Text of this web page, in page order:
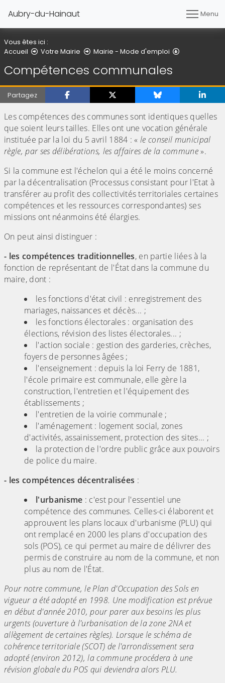
Aubry-du-Hainaut Menu
Vous êtes ici :
Accueil
Votre Mairie Mairie - Mode d'emploi
Compétences communales
Partagez
Les compétences des communes sont identiques quelles
que soient leurs tailles. Elles ont une vocation générale
instituée par la loi du 5 avril 1884 : « le conseil municipal
règle, par ses délibérations, les affaires de la commune».
Si la commune est l'échelon qui a été le moins concerné
par la décentralisation (Processus consistant pour l'Etat à
transférer au profit des collectivités territoriales certaines
compétences et les ressources correspondantes) ses
missions ont néanmoins été élargies.
On peut ainsi distinguer :
- les compétences traditionnelles, en partie liées à la
fonction de représentant de l'État dans la commune du
maire, dont :
les fonctions d'état civil : enregistrement des
mariages, naissances et décès... ;
les fonctions électorales : organisation des
élections, révision des listes électorales... ;
l'action sociale : gestion des garderies, crèches,
foyers de personnes âgées ;
l'enseignement : depuis la loi Ferry de 1881,
l'école primaire est communale, elle gère la
construction, l'entretien et l'équipement des
établissements ;
l'entretien de la voirie communale ;
l'aménagement : logement social, zones
d'activités, assainissement, protection des sites... ;
la protection de l'ordre public grâce aux pouvoirs
de police du maire.
- les compétences décentralisées :
l'urbanisme : c'est pour l'essentiel une
compétence des communes. Celles-ci élaborent et
approuvent les plans locaux d'urbanisme (PLU) qui
ont remplacé en 2000 les plans d'occupation des
sols (POS), ce qui permet au maire de délivrer des
permis de construire au nom de la commune, et non
plus au nom de l'État.
Pour notre commune, le Plan d'Occupation des Sols en
vigueur a été adopté en 1998. Une modification est prévue
en début d'année 2010, pour parer aux besoins les plus
urgents (ouverture à l'urbanisation de la zone 2NA et
allègement de certaines règles). Lorsque le schéma de
cohérence territoriale (SCOT) de l'arrondissement sera
adopté (environ 2012), la commune procédera à une
révision globale du POS qui deviendra alors PLU.